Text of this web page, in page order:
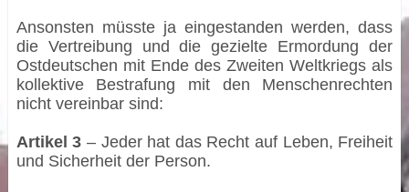
Ansonsten müsste ja eingestanden werden, dass
die Vertreibung und die gezielte Ermordung der
Ostdeutschen mit Ende des Zweiten Weltkriegs als
kollektive Bestrafung mit den Menschenrechten
nicht vereinbar sind:
Artikel 3 – Jeder hat das Recht auf Leben, Freiheit
und Sicherheit der Person.